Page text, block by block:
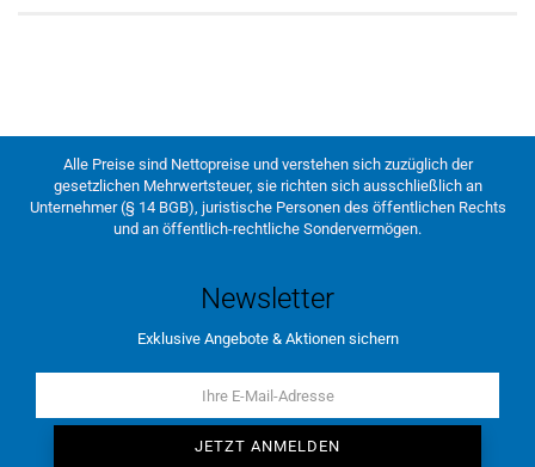
Alle Preise sind Nettopreise und verstehen sich zuzüglich der
gesetzlichen Mehrwertsteuer, sie richten sich ausschließlich an
Unternehmer (§ 14 BGB), juristische Personen des öffentlichen Rechts
und an öffentlich-rechtliche Sondervermögen.
Newsletter
Exklusive Angebote & Aktionen sichern